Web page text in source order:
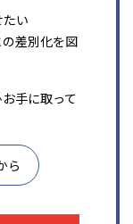
い
差別化を図
手に取って
ら